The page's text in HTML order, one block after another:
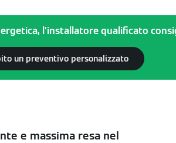
l’installatore qualificato
un preventivo personalizzato
e massima resa nel